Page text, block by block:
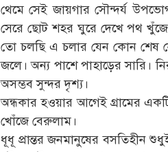
থেমে সেই জায়গার সৌন্দর্য
সেরে ছোট শহর ঘুরে দেখে পথ
তো চলছি এ চলার যেন কোন শেষ
জলে। অন্য পাশে পাহাড়ের সারি।
অসম্ভব সুন্দর দৃশ্য।
অন্ধকার হওয়ার আগেই গ্রামের
খোঁজে বেরুলাম।
ধূধূ প্রান্তর জনমানুষের বসতিহীন